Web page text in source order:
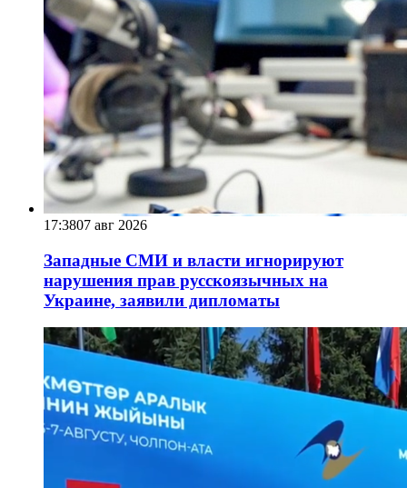
17:3807 авг 2026
Западные СМИ и власти игнорируют
нарушения прав русскоязычных на
Украине, заявили дипломаты